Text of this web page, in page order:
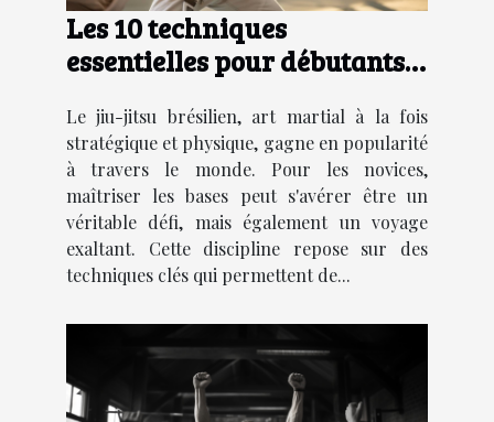
Les 10 techniques
essentielles pour débutants
Le jiu-jitsu brésilien, art martial à la fois
stratégique et physique, gagne en popularité
à travers le monde. Pour les novices,
maîtriser les bases peut s'avérer être un
véritable défi, mais également un voyage
exaltant. Cette discipline repose sur des
techniques clés qui permettent de...